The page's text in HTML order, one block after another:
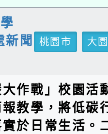
新聞
桃園市
大
作戰」校園活
教學，將低碳
於日常生活。